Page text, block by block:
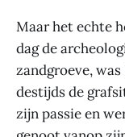
Maar het echte
dag de
zandgroeve,
destijds de
zijn passie en